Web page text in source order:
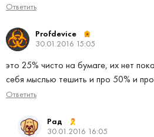
Ответить
Profdevice
30.01.2016 15:05
это 25% чисто на бумаге, их нет
себя мыслью тешить и про 50% и
Ответить
Рад
30.01.2016 16:05